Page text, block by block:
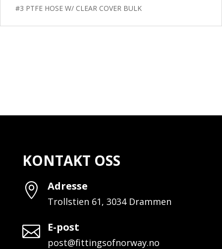
antall#3 PTFE HOSE W/ CLEAR COVER BULK
KONTAKT OSS
 Adresse
Trollstien 61, 3034 Drammen
 E-post
post@fittingsofnorway.no